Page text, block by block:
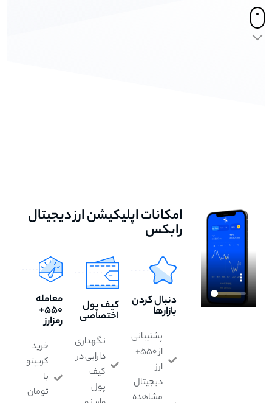
امکانات اپلیکیشن ارز دیجیتال
رابکس
دنبال کردن
بازارها
پشتیبانی
از ۵۵۰+
ارز
دیجیتال
مشاهده
کیف پول
اختصاصی
نگهداری
دارایی در
کیف
پول
معامله
۵۵۰+
رمزارز
خرید
کریپتو
با
تومان